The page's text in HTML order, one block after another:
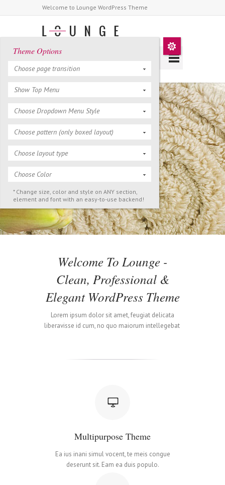
Welcome to Lounge WordPress Theme
Welcome To Lounge -
Clean, Professional &
Elegant WordPress Theme
Lorem ipsum dolor sit amet, feugiat delicata
liberavisse id cum, no quo maiorum intellegebat
Multipurpose Theme
Ea ius inani simul vocent, te meis congue
deserunt sit. Eam ea duis populo.
Theme Options
Choose page transition
Show Top Menu
Choose Dropdown Menu Style
Choose pattern (only boxed layout)
Choose layout type
Choose Color
* Change size, color and style on ANY section,
element and font with an easy-to-use backend!